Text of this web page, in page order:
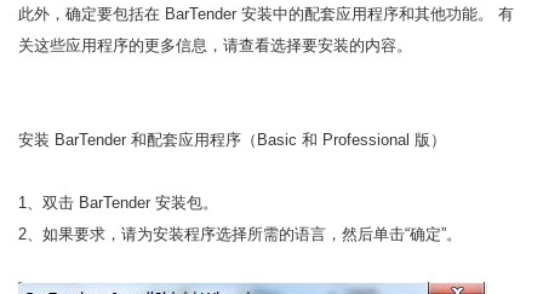
此外，确定要包括在 BarTender 安装中的配套应用程序和其他功能。 有
关这些应用程序的更多信息，请查看选择要安装的内容。
安装 BarTender 和配套应用程序（Basic 和 Professional 版）
1、双击 BarTender 安装包。
2、如果要求，请为安装程序选择所需的语言，然后单击“确定”。